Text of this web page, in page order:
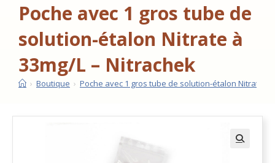
Poche avec 1 gros tube de
solution-étalon Nitrate à
33mg/L – Nitrachek
› Boutique › Poche avec 1 gros tube de solution-étalon Nitrate à